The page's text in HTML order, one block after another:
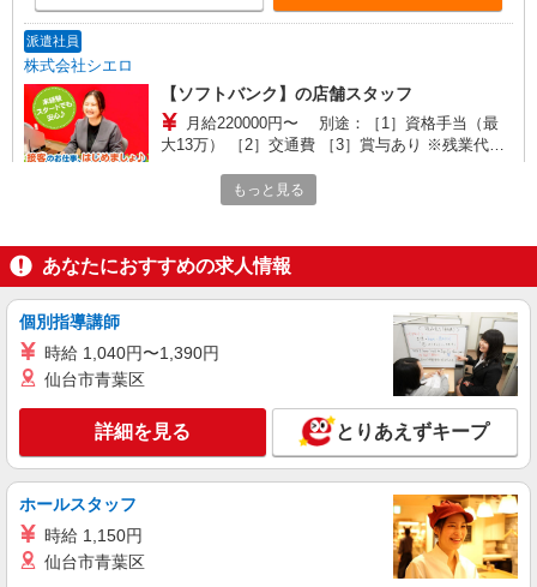
派遣社員
株式会社シエロ
【ソフトバンク】の店舗スタッフ
月給220000円〜 別途：［1］資格手当（最
大13万） ［2］交通費 ［3］賞与あり ※残業代支
○。・゜+゜・。○。・゜+゜ 入社祝い金10万円支
給(規定有) お友達を紹介頂くと, インセンティブ支
愛知県稲沢市のsoftbankショップ
人気機種に詳しくなれる携帯販売【au】
月給273200円〜 ※残業手当別途支給 ※研修期
間6か月・時給1550円〜 ★交通費別途支給（規定
あり） ゜+゜・。○。・゜+゜・。○。・゜+゜ 入
社祝い金10万円支給(規定有) お友達を紹介頂くと,
インセンティブ支給(規定有) ゜・。○。・゜
+゜・。○。・゜+゜
愛知県稲沢市の家電量販店
キープ 詳細を見る
派遣社員
株式会社シエロ
【ソフトバンク】の店舗スタッフ
もっと見る
あなたにおすすめの求人情報
個別指導講師
時給 1,040円〜1,390円
仙台市青葉区
詳細を見る とりあえずキープ
ホールスタッフ
時給 1,150円
仙台市青葉区